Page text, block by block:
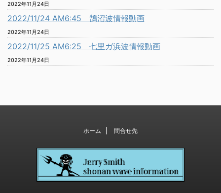
2022年11月24日
2022/11/24 AM6:45 鵠沼波情報動画
2022年11月24日
2022/11/25 AM6:25 七里ガ浜波情報動画
2022年11月24日
ホーム 問合せ先